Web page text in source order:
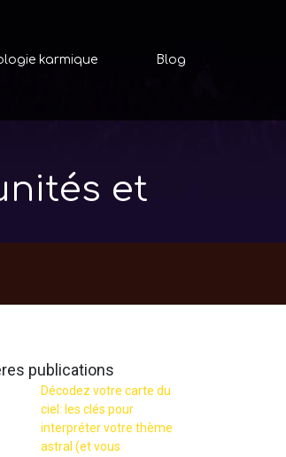
karmique Blog
et
publications
Décodez votre carte du
ciel: les clés pour
interpréter votre thème
astral (et vous